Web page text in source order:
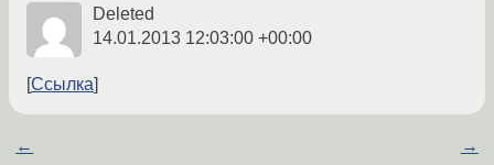
Deleted
14.01.2013 12:03:00 +00:00
Ссылка
← →